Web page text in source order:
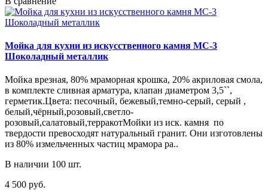
Мойка для кухни из искусственного камня МС-3
Шоколадный металлик
Мойка врезная, 80% мраморная крошка, 20% акриловая смола,
в комплекте сливная арматура, клапан диаметром 3,5``,
герметик.Цвета: песочный, бежевый,темно-серый, серый ,
белый,чёрный,розовый,светло-
розовый,салатовый,терракотМойки из иск. камня по
твердости превосходят натуральный гранит. Они изготовлены
из 80% измельченных частиц мрамора ра..
В наличии 100 шт.
4 500 руб.